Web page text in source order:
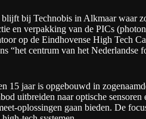
bij Technobis in Alkmaar waar
en verpakking van de PICs
op de Eindhovense High Tech
“het centrum van het Nederlandse
15 jaar is opgebouwd in
uitbreiden naar optische
oplossingen gaan bieden. De